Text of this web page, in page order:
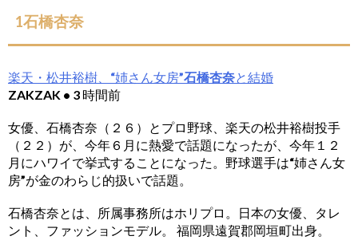
1石橋杏奈
楽天・松井裕樹、“姉さん女房”石橋杏奈と結婚
ZAKZAK • 3 時間前
女優、石橋杏奈（２６）とプロ野球、楽天の松井裕樹投手
（２２）が、今年６月に熱愛で話題になったが、今年１２
月にハワイで挙式することになった。野球選手は“姉さん女
房”が金のわらじ的扱いで話題。
石橋杏奈とは、所属事務所はホリプロ。日本の女優、タレ
ント、ファッションモデル。 福岡県遠賀郡岡垣町出身。